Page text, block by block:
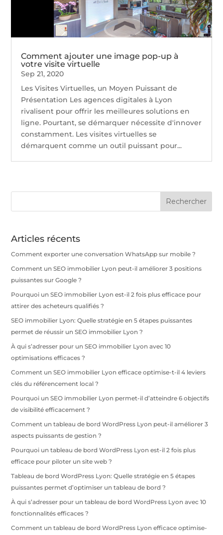
Comment ajouter une image pop-up à
votre visite virtuelle
Sep 21, 2020
Les Visites Virtuelles, un Moyen Puissant de
Présentation Les agences digitales à Lyon
rivalisent pour offrir les meilleures solutions en
ligne. Pourtant, se démarquer nécessite d'innover
constamment. Les visites virtuelles se
démarquent comme un outil puissant pour...
Articles récents
Comment exporter une conversation WhatsApp sur mobile ?
Comment un SEO immobilier Lyon peut-il améliorer 3 positions
puissantes sur Google ?
Pourquoi un SEO immobilier Lyon est-il 2 fois plus efficace pour
attirer des acheteurs qualifiés ?
SEO immobilier Lyon: Quelle stratégie en 5 étapes puissantes
permet de réussir un SEO immobilier Lyon ?
À qui s’adresser pour un SEO immobilier Lyon avec 10
optimisations efficaces ?
Comment un SEO immobilier Lyon efficace optimise-t-il 4 leviers
clés du référencement local ?
Pourquoi un SEO immobilier Lyon permet-il d’atteindre 6 objectifs
de visibilité efficacement ?
Comment un tableau de bord WordPress Lyon peut-il améliorer 3
aspects puissants de gestion ?
Pourquoi un tableau de bord WordPress Lyon est-il 2 fois plus
efficace pour piloter un site web ?
Tableau de bord WordPress Lyon: Quelle stratégie en 5 étapes
puissantes permet d’optimiser un tableau de bord ?
À qui s’adresser pour un tableau de bord WordPress Lyon avec 10
fonctionnalités efficaces ?
Comment un tableau de bord WordPress Lyon efficace optimise-